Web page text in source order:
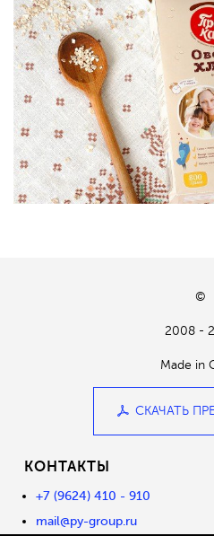
©
2008 -
Made in
СКАЧАТЬ
КОНТАКТЫ
+7 (9624) 410 - 910
mail@py-group.ru